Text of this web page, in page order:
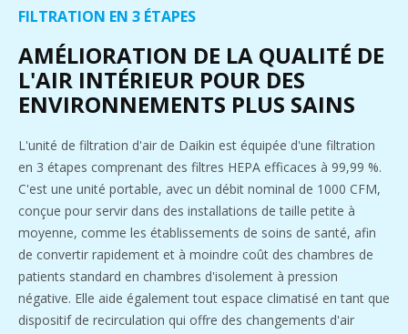
FILTRATION EN 3 ÉTAPES
AMÉLIORATION DE LA QUALITÉ DE
L'AIR INTÉRIEUR POUR DES
ENVIRONNEMENTS PLUS SAINS
L'unité de filtration d'air de Daikin est équipée d'une filtration
en 3 étapes comprenant des filtres HEPA efficaces à 99,99 %.
C'est une unité portable, avec un débit nominal de 1000 CFM,
conçue pour servir dans des installations de taille petite à
moyenne, comme les établissements de soins de santé, afin
de convertir rapidement et à moindre coût des chambres de
patients standard en chambres d'isolement à pression
négative. Elle aide également tout espace climatisé en tant que
dispositif de recirculation qui offre des changements d'air